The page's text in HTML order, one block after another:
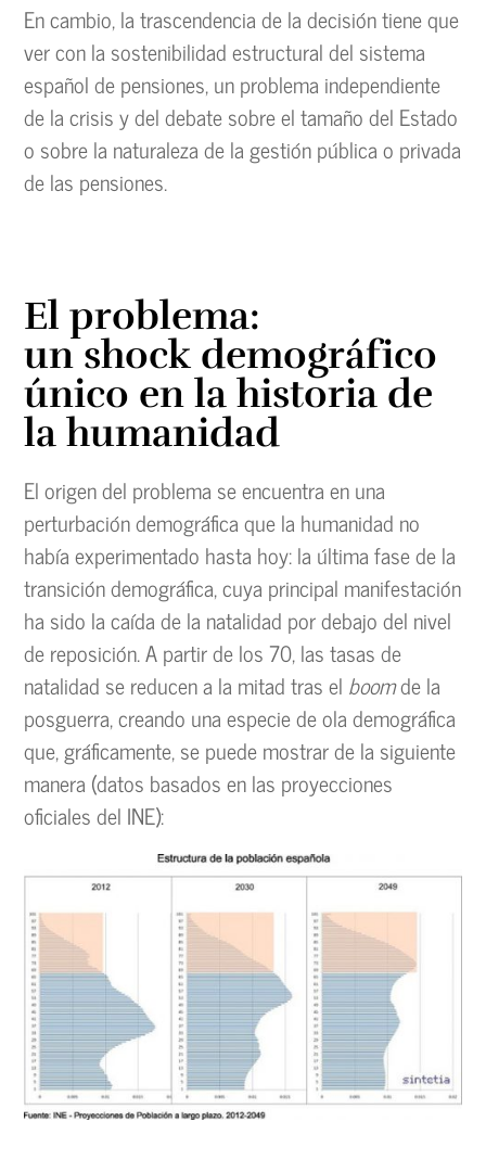
En cambio, la trascendencia de la decisión tiene que
ver con la sostenibilidad estructural del sistema
español de pensiones, un problema independiente
de la crisis y del debate sobre el tamaño del Estado
o sobre la naturaleza de la gestión pública o privada
de las pensiones.
El problema:
un shock demográfico
único en la historia de
la humanidad
El origen del problema se encuentra en una
perturbación demográfica que la humanidad no
había experimentado hasta hoy: la última fase de la
transición demográfica, cuya principal manifestación
ha sido la caída de la natalidad por debajo del nivel
de reposición. A partir de los 70, las tasas de
natalidad se reducen a la mitad tras el boomde la
posguerra, creando una especie de ola demográfica
que, gráficamente, se puede mostrar de la siguiente
manera (datos basados en las proyecciones
oficiales del INE):